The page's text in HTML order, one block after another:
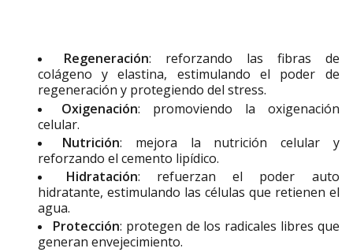
Regeneración: reforzando las fibras de
colágeno y elastina, estimulando el poder de
regeneración y protegiendo del stress.
Oxigenación: promoviendo la oxigenación
celular.
Nutrición: mejora la nutrición celular y
reforzando el cemento lipídico.
Hidratación: refuerzan el poder auto
hidratante, estimulando las células que retienen el
agua.
Protección: protegen de los radicales libres que
generan envejecimiento.